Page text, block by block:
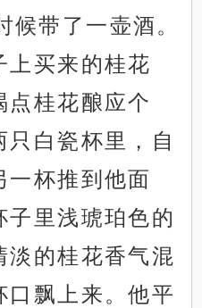
候带了一壶酒。
上买来的桂花
点桂花酿应个
白瓷杯里，自
一杯推到他面
子里浅琥珀色的
淡的桂花香气混
口飘上来。他平